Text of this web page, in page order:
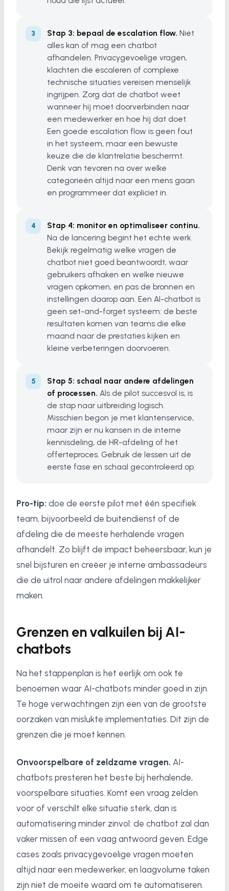
Stap 3: bepaal de escalation flow. Niet
alles kan of mag een chatbot
afhandelen. Privacygevoelige vragen,
klachten die escaleren of complexe
technische situaties vereisen menselijk
ingrijpen. Zorg dat de chatbot weet
wanneer hij moet doorverbinden naar
een medewerker en hoe hij dat doet.
Een goede escalation flow is geen fout
in het systeem, maar een bewuste
keuze die de klantrelatie beschermt.
Denk van tevoren na over welke
categorieën altijd naar een mens gaan
en programmeer dat expliciet in.
Stap 4: monitor en optimaliseer continu.
Na de lancering begint het echte werk.
Bekijk regelmatig welke vragen de
chatbot niet goed beantwoordt, waar
gebruikers afhaken en welke nieuwe
vragen opkomen, en pas de bronnen en
instellingen daarop aan. Een AI-chatbot is
geen set-and-forget systeem: de beste
resultaten komen van teams die elke
maand naar de prestaties kijken en
kleine verbeteringen doorvoeren.
Stap 5: schaal naar andere afdelingen
of processen. Als de pilot succesvol is, is
de stap naar uitbreiding logisch.
Misschien begon je met klantenservice,
maar zijn er nu kansen in de interne
kennisdeling, de HR-afdeling of het
offerteproces. Gebruik de lessen uit de
eerste fase en schaal gecontroleerd op.
Pro-tip: doe de eerste pilot met één specifiek
team, bijvoorbeeld de buitendienst of de
afdeling die de meeste herhalende vragen
afhandelt. Zo blijft de impact beheersbaar, kun je
snel bijsturen en creëer je interne ambassadeurs
die de uitrol naar andere afdelingen makkelijker
maken.
Grenzen en valkuilen bij AI-
chatbots
Na het stappenplan is het eerlijk om ook te
benoemen waar AI-chatbots minder goed in zijn.
Te hoge verwachtingen zijn een van de grootste
oorzaken van mislukte implementaties. Dit zijn de
grenzen die je moet kennen.
Onvoorspelbare of zeldzame vragen. AI-
chatbots presteren het beste bij herhalende,
voorspelbare situaties. Komt een vraag zelden
voor of verschilt elke situatie sterk, dan is
automatisering minder zinvol: de chatbot zal dan
vaker missen of een vaag antwoord geven. Edge
cases zoals privacygevoelige vragen moeten
altijd naar een medewerker, en laagvolume taken
zijn niet de moeite waard om te automatiseren.